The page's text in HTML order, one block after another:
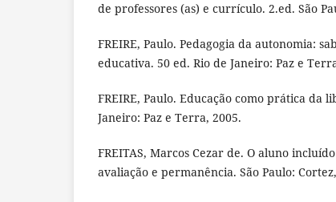
de professores (as) e currículo. 2.ed. São
FREIRE, Paulo. Pedagogia da autonomia:
educativa. 50 ed. Rio de Janeiro: Paz e
FREIRE, Paulo. Educação como prática da
Janeiro: Paz e Terra, 2005.
FREITAS, Marcos Cezar de. O aluno
avaliação e permanência. São Paulo: